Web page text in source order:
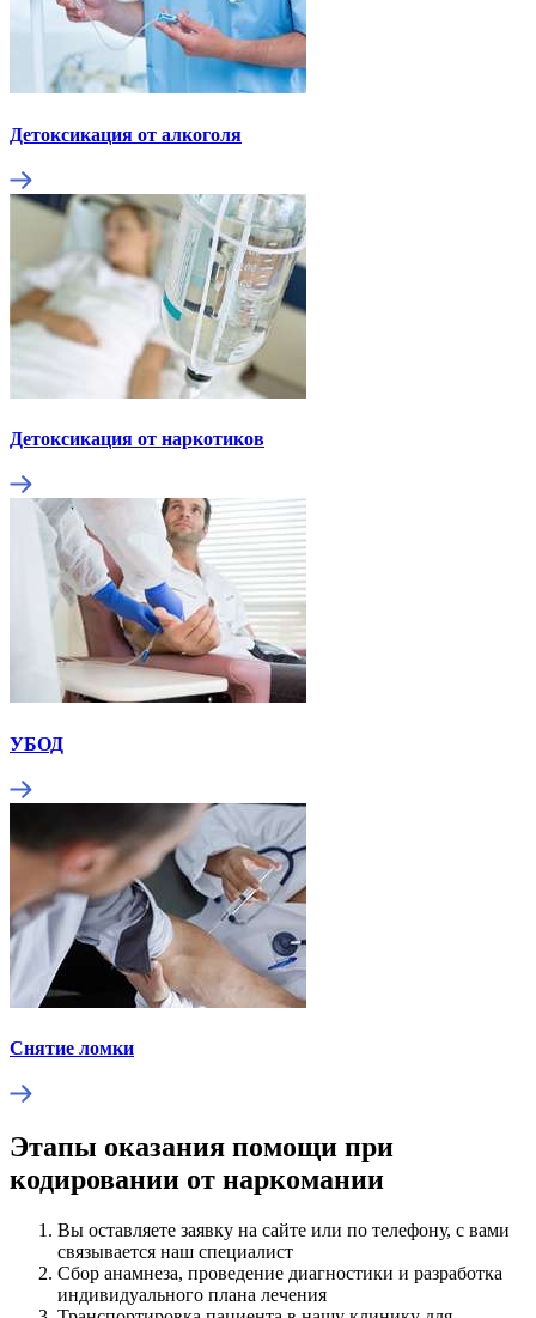
Детоксикация от алкоголя
Детоксикация от наркотиков
УБОД
Снятие ломки
Этапы оказания помощи при
кодировании от наркомании
Вы оставляете заявку на сайте или по телефону, с вами
связывается наш специалист
Сбор анамнеза, проведение диагностики и разработка
индивидуального плана лечения